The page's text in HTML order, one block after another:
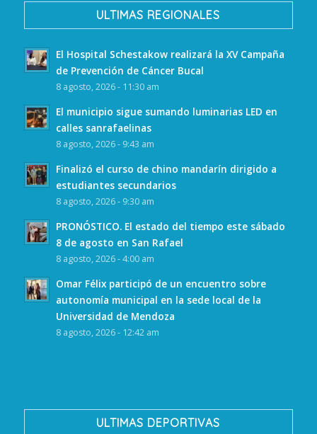
ULTIMAS REGIONALES
El Hospital Schestakow realizará la XV Campaña
de Prevención de Cáncer Bucal
8 agosto, 2026 - 11:30 am
El municipio sigue sumando luminarias LED en
calles sanrafaelinas
8 agosto, 2026 - 9:43 am
Finalizó el curso de chino mandarín dirigido a
estudiantes secundarios
8 agosto, 2026 - 9:30 am
PRONÓSTICO. El estado del tiempo este sábado
8 de agosto en San Rafael
8 agosto, 2026 - 4:00 am
Omar Félix participó de un encuentro sobre
autonomía municipal en la sede local de la
Universidad de Mendoza
8 agosto, 2026 - 12:42 am
ULTIMAS DEPORTIVAS